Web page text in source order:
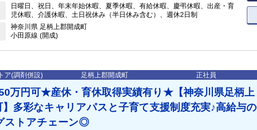
日曜日、祝日、年末年始休暇、夏季休暇、有給休暇、慶弔休暇、出産・育
児休暇、介護休暇、土日祝休み（半日休み含む）、週休2日制
神奈川県 足柄上郡開成町
小田原線 (開成)
ア(調剤併設) 足柄上郡開成町 正社員
万円可★産休・育休取得実績有り★【神奈川県足柄上
】多彩なキャリアパスと子育て支援制度充実♪高給与の
ストアチェーン◎